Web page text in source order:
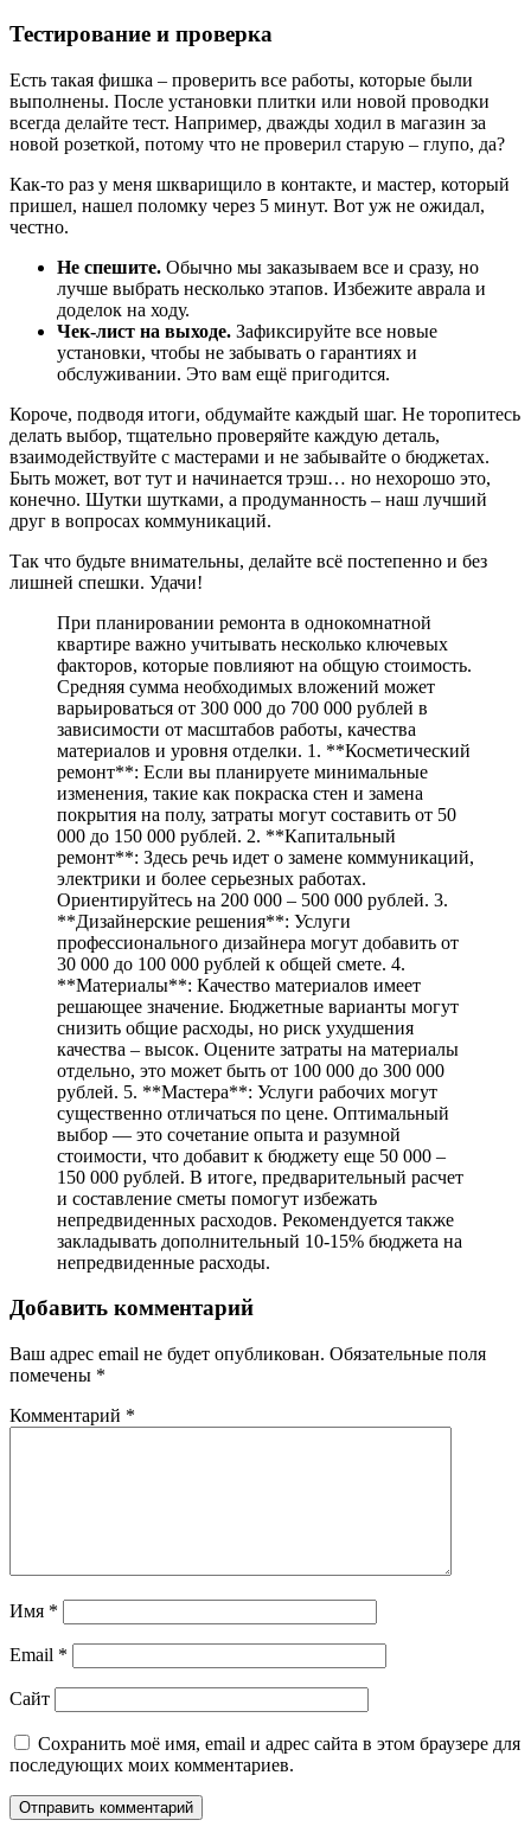
Тестирование и проверка
Есть такая фишка – проверить все работы, которые были
выполнены. После установки плитки или новой проводки
всегда делайте тест. Например, дважды ходил в магазин за
новой розеткой, потому что не проверил старую – глупо, да?
Как-то раз у меня шкварищило в контакте, и мастер, который
пришел, нашел поломку через 5 минут. Вот уж не ожидал,
честно.
Не спешите. Обычно мы заказываем все и сразу, но
лучше выбрать несколько этапов. Избежите аврала и
доделок на ходу.
Чек-лист на выходе. Зафиксируйте все новые
установки, чтобы не забывать о гарантиях и
обслуживании. Это вам ещё пригодится.
Короче, подводя итоги, обдумайте каждый шаг. Не торопитесь
делать выбор, тщательно проверяйте каждую деталь,
взаимодействуйте с мастерами и не забывайте о бюджетах.
Быть может, вот тут и начинается трэш… но нехорошо это,
конечно. Шутки шутками, а продуманность – наш лучший
друг в вопросах коммуникаций.
Так что будьте внимательны, делайте всё постепенно и без
лишней спешки. Удачи!
При планировании ремонта в однокомнатной
квартире важно учитывать несколько ключевых
факторов, которые повлияют на общую стоимость.
Средняя сумма необходимых вложений может
варьироваться от 300 000 до 700 000 рублей в
зависимости от масштабов работы, качества
материалов и уровня отделки. 1. **Косметический
ремонт**: Если вы планируете минимальные
изменения, такие как покраска стен и замена
покрытия на полу, затраты могут составить от 50
000 до 150 000 рублей. 2. **Капитальный
ремонт**: Здесь речь идет о замене коммуникаций,
электрики и более серьезных работах.
Ориентируйтесь на 200 000 – 500 000 рублей. 3.
**Дизайнерские решения**: Услуги
профессионального дизайнера могут добавить от
30 000 до 100 000 рублей к общей смете. 4.
**Материалы**: Качество материалов имеет
решающее значение. Бюджетные варианты могут
снизить общие расходы, но риск ухудшения
качества – высок. Оцените затраты на материалы
отдельно, это может быть от 100 000 до 300 000
рублей. 5. **Мастера**: Услуги рабочих могут
существенно отличаться по цене. Оптимальный
выбор — это сочетание опыта и разумной
стоимости, что добавит к бюджету еще 50 000 –
150 000 рублей. В итоге, предварительный расчет
и составление сметы помогут избежать
непредвиденных расходов. Рекомендуется также
закладывать дополнительный 10-15% бюджета на
непредвиденные расходы.
Добавить комментарий
Ваш адрес email не будет опубликован. Обязательные поля
помечены *
Комментарий *
Имя *
Email *
Сайт
Сохранить моё имя, email и адрес сайта в этом браузере для
последующих моих комментариев.